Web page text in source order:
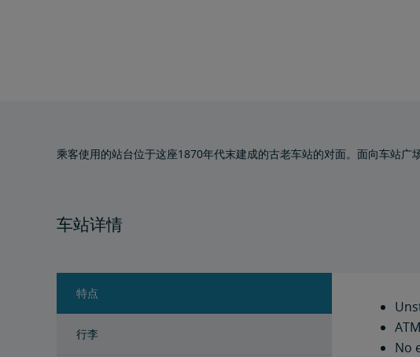
乘客使用的站台位于这座1870年代末建成的古老车站的对面。面向车站广
车站详情
特点
行李
No